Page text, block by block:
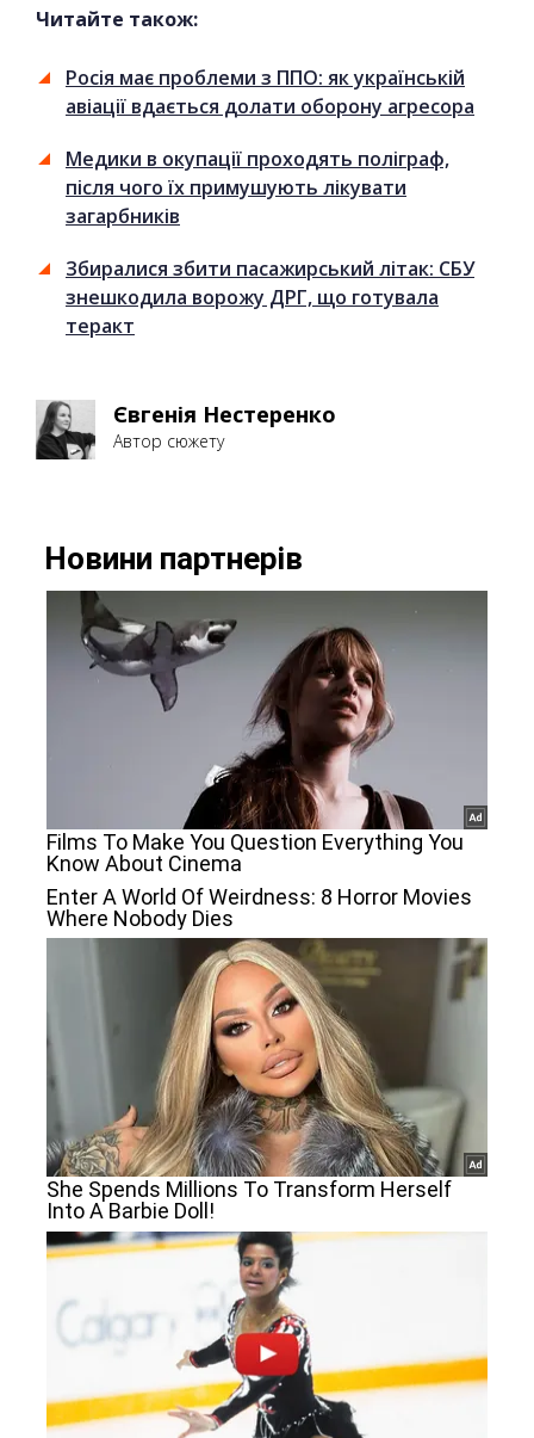
Читайте також:
Росія має проблеми з ППО: як українській
авіації вдається долати оборону агресора
Медики в окупації проходять поліграф,
після чого їх примушують лікувати
загарбників
Збиралися збити пасажирський літак: СБУ
знешкодила ворожу ДРГ, що готувала
теракт
Євгенія Нестеренко
Автор сюжету